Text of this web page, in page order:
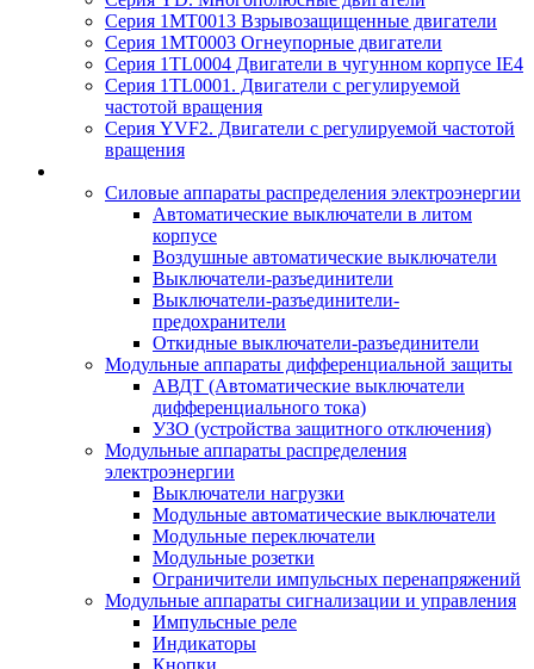
Серия 1MT0013 Взрывозащищенные двигатели
Серия 1MT0003 Огнеупорные двигатели
Серия 1TL0004 Двигатели в чугунном корпусе IE4
Серия 1TL0001. Двигатели с регулируемой
частотой вращения
Серия YVF2. Двигатели с регулируемой частотой
вращения
Силовые аппараты распределения электроэнергии
Автоматические выключатели в литом
корпусе
Воздушные автоматические выключатели
Выключатели-разъединители
Выключатели-разъединители-
предохранители
Откидные выключатели-разъединители
Модульные аппараты дифференциальной защиты
АВДТ (Автоматические выключатели
дифференциального тока)
УЗО (устройства защитного отключения)
Модульные аппараты распределения
электроэнергии
Выключатели нагрузки
Модульные автоматические выключатели
Модульные переключатели
Модульные розетки
Ограничители импульсных перенапряжений
Модульные аппараты сигнализации и управления
Импульсные реле
Индикаторы
Кнопки